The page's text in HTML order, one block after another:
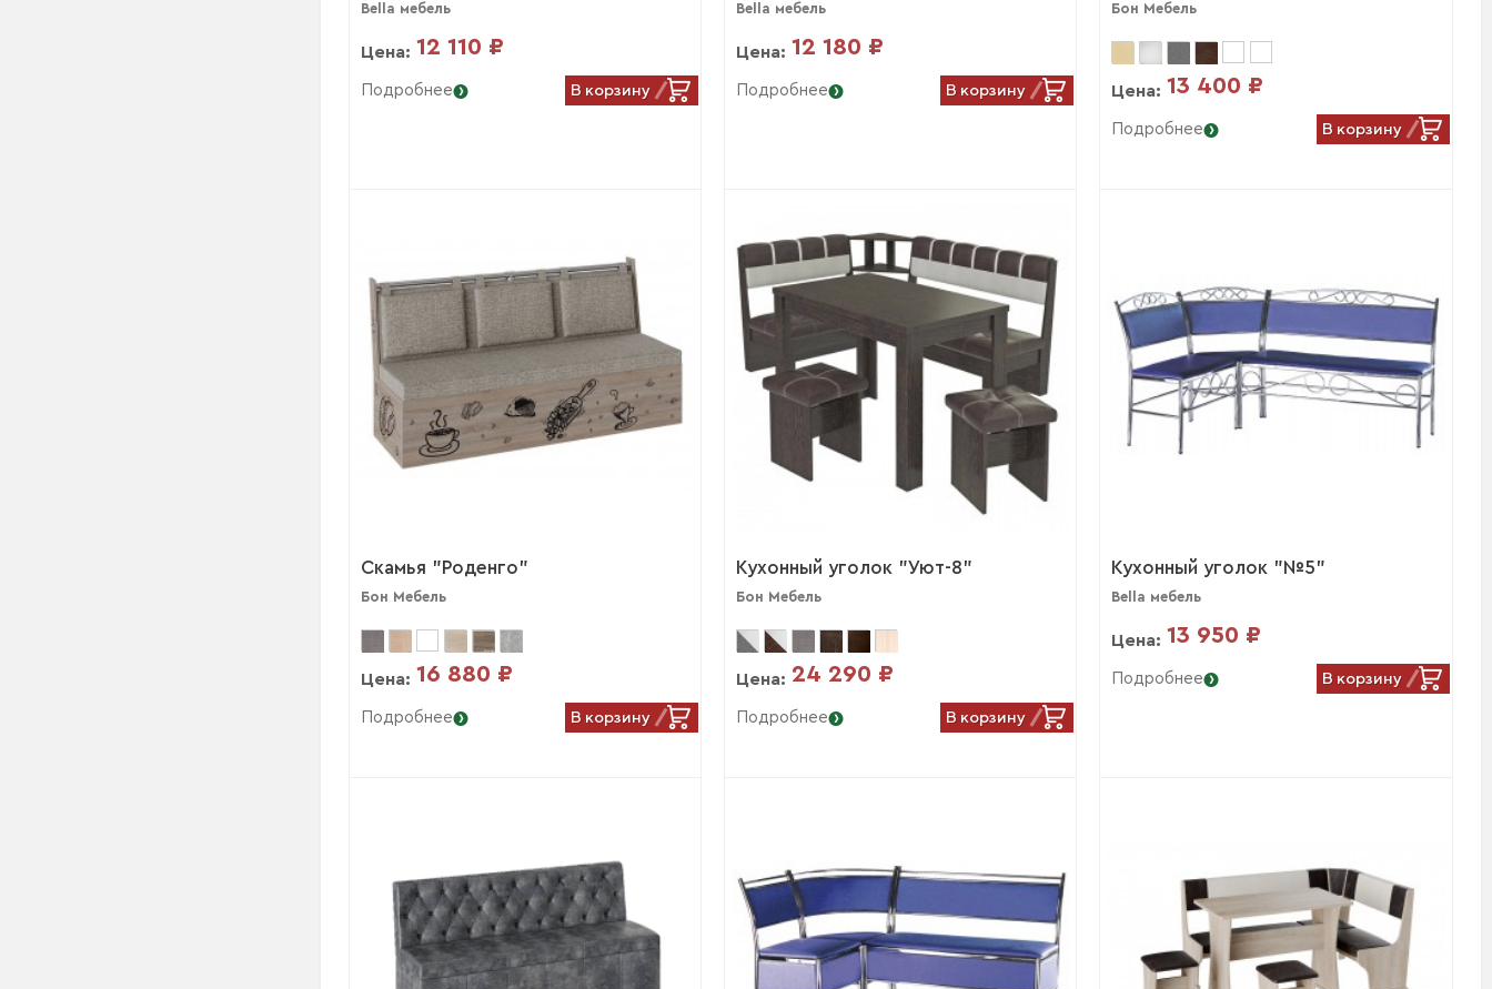
Bella мебель
Цена: 12 110 ₽
Подробнее В корзину
Bella мебель
Цена: 12 180 ₽
Подробнее В корзину
Бон Мебель
Цена: 13 400 ₽
Подробнее В корзину
Скамья "Роденго"
Бон Мебель
Цена: 16 880 ₽
Подробнее В корзину
Кухонный уголок "Уют-8"
Бон Мебель
Цена: 24 290 ₽
Подробнее В корзину
Кухонный уголок "№5"
Bella мебель
Цена: 13 950 ₽
Подробнее В корзину